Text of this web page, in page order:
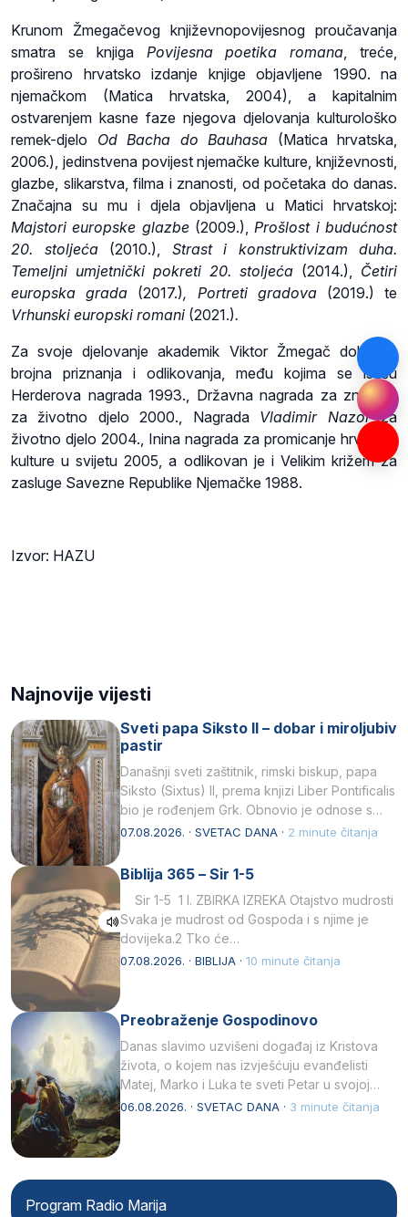
Krunom Žmegačevog književnopovijesnog proučavanja
smatra se knjiga Povijesna poetika romana , treće,
prošireno hrvatsko izdanje knjige objavljene 1990. na
njemačkom (Matica hrvatska, 2004), a kapitalnim
ostvarenjem kasne faze njegova djelovanja kulturološko
remek-djelo Od Bacha do Bauhasa (Matica hrvatska,
2006.), jedinstvena povijest njemačke kulture, književnosti,
glazbe, slikarstva, filma i znanosti, od početaka do danas.
Značajna su mu i djela objavljena u Matici hrvatskoj:
Majstori europske glazbe (2009.),Prošlost i budućnost
20. stoljeća (2010.), Strast i konstruktivizam duha.
Temeljni umjetnički pokreti 20. stoljeća (2014.), Četiri
europska grada (2017.), Portreti gradova (2019.) te
Vrhunski europski romani (2021.).
Za svoje djelovanje akademik Viktor Žmegač dobio je
brojna priznanja i odlikovanja, među kojima se ističu
Herderova nagrada 1993., Državna nagrada za znanost
za životno djelo 2000., Nagrada Vladimir Nazorza
životno djelo 2004., Inina nagrada za promicanje hrvatske
kulture u svijetu 2005, a odlikovan je i Velikim križem za
zasluge Savezne Republike Njemačke 1988.
Izvor: HAZU
Najnovije vijesti
Sveti papa Siksto II – dobar i miroljubiv
pastir
Današnji sveti zaštitnik, rimski biskup, papa
Siksto (Sixtus) II, prema knjizi Liber Pontificalis
bio je rođenjem Grk. Obnovio je odnose s
afričkim…
07.08.2026. · SVETAC DANA · 2 minute čitanja
Biblija 365 – Sir 1-5
Sir 1-5 1 I. ZBIRKA IZREKA Otajstvo mudrosti
Svaka je mudrost od Gospoda i s njime je
dovijeka.2 Tko će…
07.08.2026. · BIBLIJA · 10 minute čitanja
Preobraženje Gospodinovo
Danas slavimo uzvišeni događaj iz Kristova
života, o kojem nas izvješćuju evanđelisti
Matej, Marko i Luka te sveti Petar u svojoj
drugoj…
06.08.2026. · SVETAC DANA · 3 minute čitanja
Program Radio Marija